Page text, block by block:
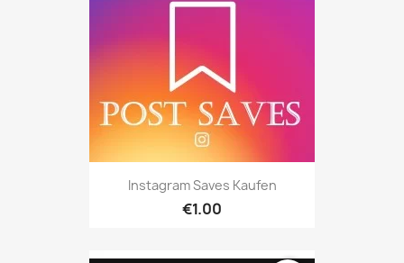
Instagram Saves Kaufen
€1.00